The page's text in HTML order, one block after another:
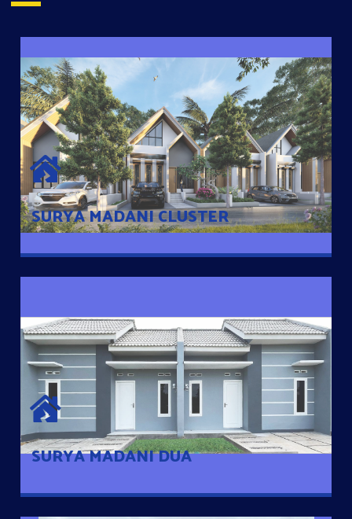
SURYA MADANI CLUSTER
SURYA MADANI CLUSTER
Desain Modern Minimalis dengan Konsep Rumah Pintar
Sehingga Memudahkan Penghuni mengakses rumahnya
dengan Ponsel
SURYA MADANI DUA
SURYA MADANI DUA
Satu-satunya Hunian nyaman dengan harga subsidi hanya 100
jutaan dengan lokasi strategis di Tuban